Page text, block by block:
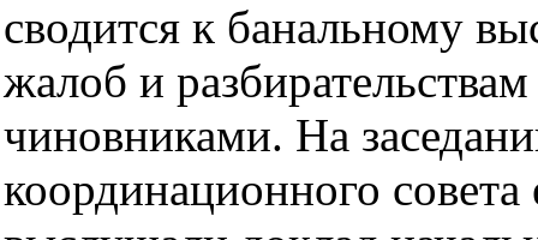
сводится к банальному
жалоб и
чиновниками. На
координационного совета